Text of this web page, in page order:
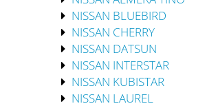
NISSAN BLUEBIRD
NISSAN CHERRY
NISSAN DATSUN
NISSAN INTERSTAR
NISSAN KUBISTAR
NISSAN LAUREL